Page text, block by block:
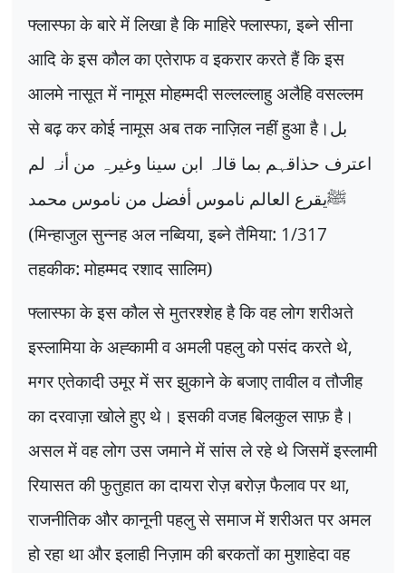
फ्लास्फा के बारे में लिखा है कि माहिरे फ्लास्फा,इब्ने सीना
आदि के इस कौल का एतेराफ व इकरार करते हैं कि इस
आलमे नासूत में नामूस मोहम्मदी सल्लल्लाहु अलैहि वसल्लम
से बढ़ कर कोई नामूस अब तक नाज़िल नहीं हुआ है। بل
اعترف حذاقہم بما قالہ ابن سینا وغیرہ من أنہ لم
یقرع العالم ناموس أفضل من ناموس محمدﷺ
(मिन्हाजुल सुन्नह अल नब्विया,इब्ने तैमिया: 1/317
तहकीक: मोहम्मद रशाद सालिम)
फ्लास्फा के इस कौल से मुतरश्शेह है कि वह लोग शरीअते
इस्लामिया के अह्कामी व अमली पहलु को पसंद करते थे,
मगर एतेकादी उमूर में सर झुकाने के बजाए तावील व तौजीह
का दरवाज़ा खोले हुए थे। इसकी वजह बिलकुल साफ़ है।
असल में वह लोग उस जमाने में सांस ले रहे थे जिसमें इस्लामी
रियासत की फुतुहात का दायरा रोज़ बरोज़ फैलाव पर था,
राजनीतिक और कानूनी पहलु से समाज में शरीअत पर अमल
हो रहा था और इलाही निज़ाम की बरकतों का मुशाहेदा वह